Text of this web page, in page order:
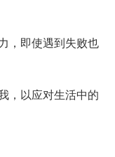
，即使遇到失败也
，以应对生活中的